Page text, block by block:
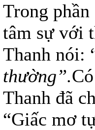
Trong
tâm sự với
Thanh nói:
thường”.
Thanh đã
“Giấc mơ